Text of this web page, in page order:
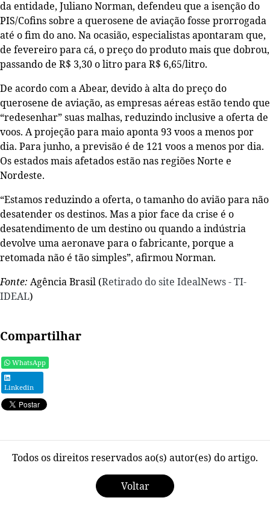
da entidade, Juliano Norman, defendeu que a isenção do
PIS/Cofins sobre a querosene de aviação fosse prorrogada
até o fim do ano. Na ocasião, especialistas apontaram que,
de fevereiro para cá, o preço do produto mais que dobrou,
passando de R$ 3,30 o litro para R$ 6,65/litro.
De acordo com a Abear, devido à alta do preço do
querosene de aviação, as empresas aéreas estão tendo que
“redesenhar” suas malhas, reduzindo inclusive a oferta de
voos. A projeção para maio aponta 93 voos a menos por
dia. Para junho, a previsão é de 121 voos a menos por dia.
Os estados mais afetados estão nas regiões Norte e
Nordeste.
“Estamos reduzindo a oferta, o tamanho do avião para não
desatender os destinos. Mas a pior face da crise é o
desatendimento de um destino ou quando a indústria
devolve uma aeronave para o fabricante, porque a
retomada não é tão simples”, afirmou Norman.
Fonte: Agência Brasil (Retirado do site IdealNews - TI-
IDEAL)
Compartilhar
WhatsApp
Linkedin
Todos os direitos reservados ao(s) autor(es) do artigo.
Voltar